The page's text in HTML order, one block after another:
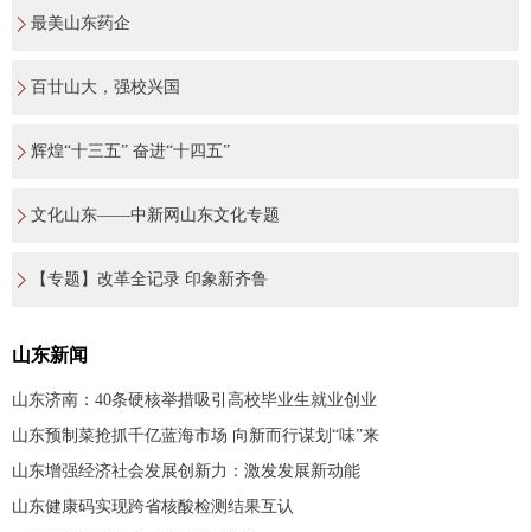
最美山东药企
百廿山大，强校兴国
辉煌“十三五” 奋进“十四五”
文化山东——中新网山东文化专题
【专题】改革全记录 印象新齐鲁
山东新闻
山东济南：40条硬核举措吸引高校毕业生就业创业
山东预制菜抢抓千亿蓝海市场 向新而行谋划“味”来
山东增强经济社会发展创新力：激发发展新动能
山东健康码实现跨省核酸检测结果互认